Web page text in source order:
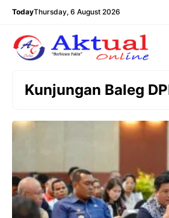
Langsung
TodayThursday, 6 August 2026
Kunjungan Baleg